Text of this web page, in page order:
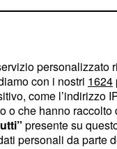
personalizzato
con i nostri 1624
come l’indirizzo
che hanno
presente su
personali da parte